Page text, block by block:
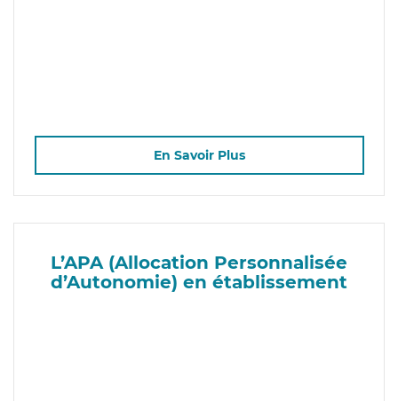
En Savoir Plus
L’APA (Allocation Personnalisée
d’Autonomie) en établissement